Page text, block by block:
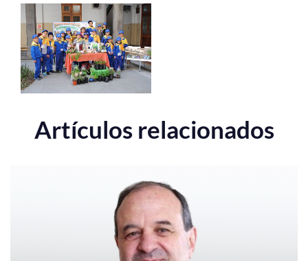
Artículos relacionados